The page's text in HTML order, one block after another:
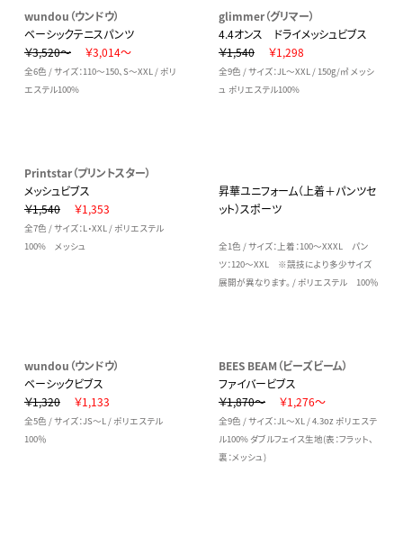
wundou（ウンドウ）
ベーシックテニスパンツ
￥3,520～
￥3,014～
全6色 / サイズ：110～150、S～XXL / ポリ
エステル100%
glimmer（グリマー）
4.4オンス ドライメッシュビブス
￥1,540
￥1,298
全9色 / サイズ：JL～XXL / 150g/㎡ メッシ
ュ ポリエステル100%
Printstar（プリントスター）
メッシュビブス
￥1,540
￥1,353
全7色 / サイズ：L・XXL / ポリエステル
100% メッシュ
昇華ユニフォーム（上着＋パンツセ
ット）スポーツ
全1色 / サイズ：上着：100～XXXL パン
ツ：120～XXL ※競技により多少サイズ
展開が異なります。 / ポリエステル 100％
wundou（ウンドウ）
ベーシックビブス
￥1,320
￥1,133
全5色 / サイズ：JS～L / ポリエステル
100％
BEES BEAM（ビーズビーム）
ファイバービブス
￥1,870～
￥1,276～
全9色 / サイズ：JL～XL / 4.3oz ポリエステ
ル100% ダブルフェイス生地(表：フラット、
裏：メッシュ)